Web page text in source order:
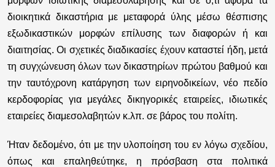
διοικητικά δικαστήρια με μεταφορά ύλης μέσω θέσπισης
εξωδικαστικών μορφών επίλυσης των διαφορών ή και
διαιτησίας. Οι σχετικές διαδικασίες έχουν καταστεί ήδη, μετά
τη συγχώνευση όλων των δικαστηρίων πρώτου βαθμού και
την ταυτόχρονη κατάργηση των ειρηνοδικείων, νέο πεδίο
κερδοφορίας για μεγάλες δικηγορικές εταιρείες, ιδιωτικές
εταιρείες διαμεσολαβητών κ.λπ. σε βάρος του πολίτη.
Ήταν δεδομένο, ότι με την υλοποίηση του εν λόγω σχεδίου,
όπως και επαληθεύτηκε, η πρόσβαση στα πολιτικά